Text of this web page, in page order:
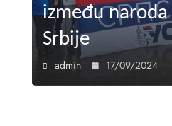
između naroda
Srbije
admin 17/09/2024